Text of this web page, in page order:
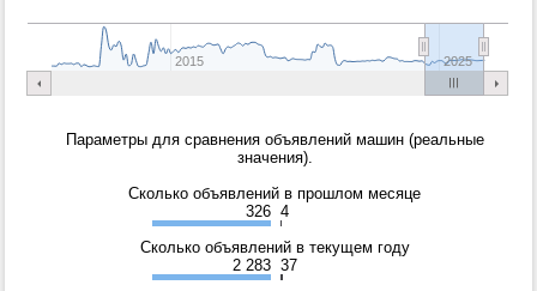
2015 2025
Параметры для сравнения объявлений машин (реальные
значения).
Сколько объявлений в прошлом месяце
326 4
Сколько объявлений в текущем году
2 283 37